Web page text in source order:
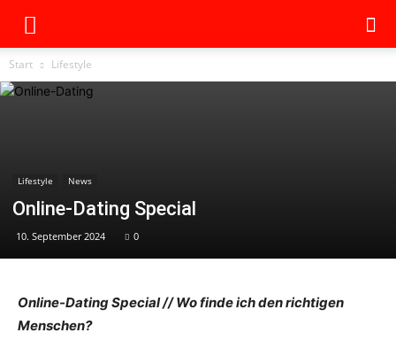
Start Lifestyle
Lifestyle News
Online-Dating Special
10. September 2024 0
Online-Dating Special // Wo finde ich den richtigen
Menschen?